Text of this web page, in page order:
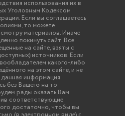
использования их в
Уголовным Кодексом
Если вы соглашаетесь
то можете
материалов. Иначе
покинуть сайт. Все
на сайте, взяты с
источников. Если
какого-либо
на этом сайте, и не
информация
без Вашего на то
рады оказать Вам
соответствующие
достаточно, чтобы вы